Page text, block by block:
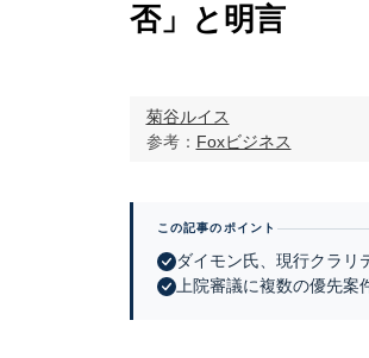
否」と明言
菊谷ルイス
参考： Foxビジネス
この記事のポイント
ダイモン氏、現行クラリ
上院審議に複数の優先案